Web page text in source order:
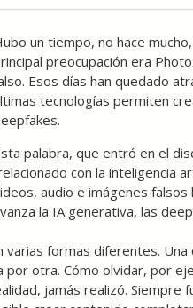
un tiempo, no hace
preocupación era
Esos días han quedado
tecnologías permiten
palabra, que entró en el
con la inteligencia
audio e imágenes
la IA generativa, las
varias formas diferentes.
otra. Cómo olvidar, por
jamás realizó. Siempre